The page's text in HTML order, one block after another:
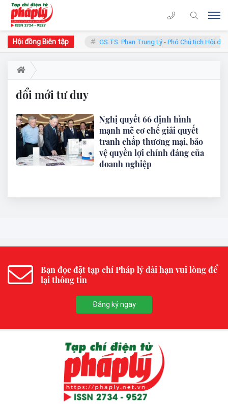
Hội đồng Biên tập
- Chủ tịch Hội đồng GS.TS. Phan Trung Lý - Phó Chủ tịch Hội
đổi mới tư duy
Nghị quyết 66 định hình
mạnh mẽ cơ chế giải quyết
tranh chấp thương mại, bảo
vệ quyền lợi chính đáng của
doanh nghiệp
Bạn đọc đặt tạp chí Pháp lý dài hạn vui lòng để
lại thông tin
Đăng ký ngay